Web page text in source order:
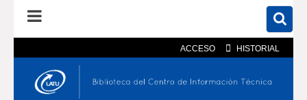
ACCESO HISTORIAL
En el catálogo En el sitio